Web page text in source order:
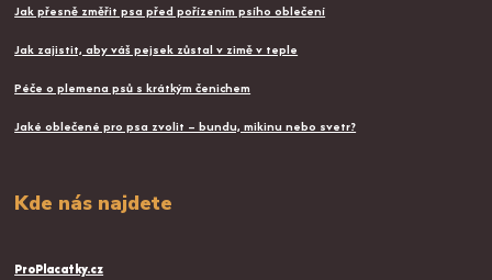
Jak přesně změřit psa před pořízením psího oblečení
Jak zajistit, aby váš pejsek zůstal v zimě v teple
Péče o plemena psů s krátkým čenichem
Jaké oblečené pro psa zvolit – bundu, mikinu nebo svetr?
Kde nás najdete
ProPlacatky.cz